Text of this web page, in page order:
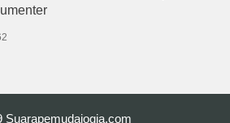
Suarapemudajogja.com